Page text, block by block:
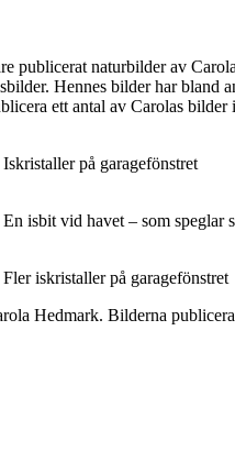
publicerat naturbilder av
Hennes bilder har bland
ett antal av Carolas
Iskristaller på garagefönstret
En isbit vid havet – som speglar
Fler iskristaller på garagefönstret
Hedmark. Bilderna